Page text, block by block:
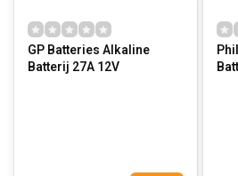
GP Batteries Alkaline
Batterij 27A 12V